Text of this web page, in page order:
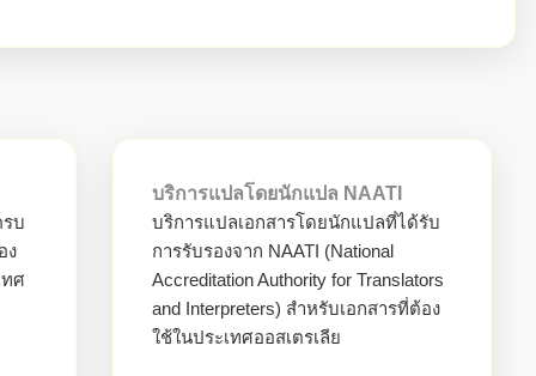
บ
ง
ทศ
บริการแปลโดยนักแปล NAATI
บริการแปลเอกสารโดยนักแปลที่ได้รับ
การรับรองจาก NAATI (National
Accreditation Authority for Translators
and Interpreters) สำหรับเอกสารที่ต้อง
ใช้ในประเทศออสเตรเลีย